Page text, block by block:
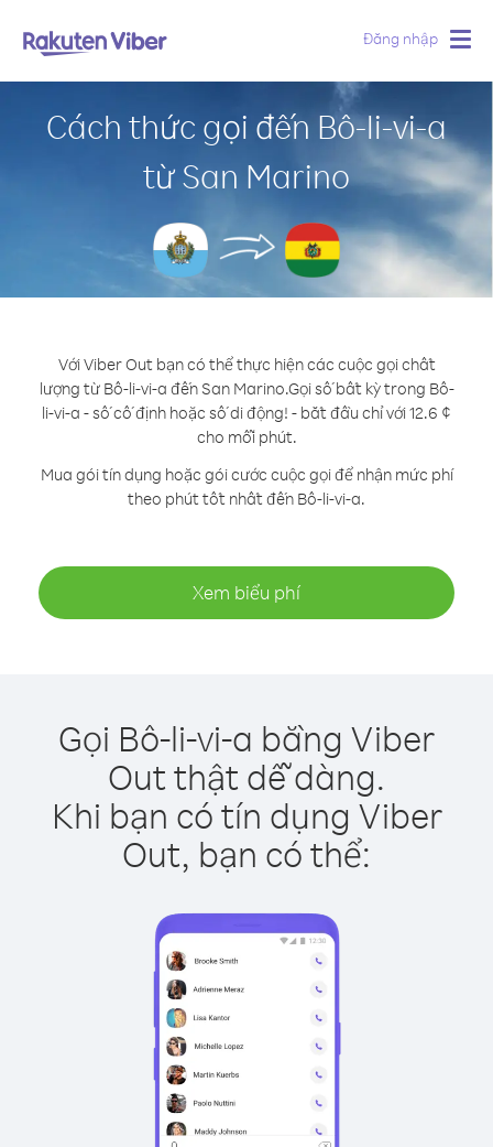
Đăng nhập
Cách thức gọi đến Bô-li-vi-a
từ San Marino
Với Viber Out bạn có thể thực hiện các cuộc gọi chất
lượng từ Bô-li-vi-a đến San Marino.Gọi số bất kỳ trong Bô-
li-vi-a - số cố định hoặc số di động! - bắt đầu chỉ với 12.6 ¢
cho mỗi phút.
Mua gói tín dụng hoặc gói cước cuộc gọi để nhận mức phí
theo phút tốt nhất đến Bô-li-vi-a.
Xem biểu phí
Gọi Bô-li-vi-a bằng Viber
Out thật dễ dàng.
Khi bạn có tín dụng Viber
Out, bạn có thể: